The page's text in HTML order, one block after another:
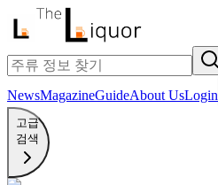
NewsMagazineGuideAbout UsLogin
고급
검색